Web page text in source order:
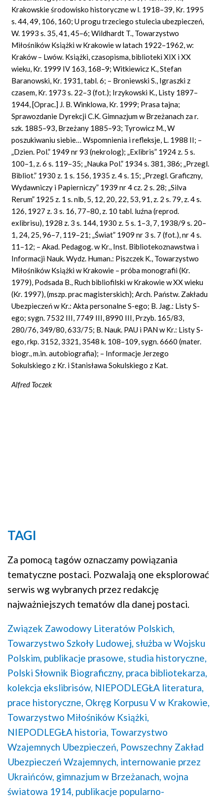
Krakowskie środowisko historyczne w l. 1918–39, Kr. 1995
s. 44, 49, 106, 160; U progu trzeciego stulecia ubezpieczeń,
W. 1993 s. 35, 41, 45–6; Wildhardt T., Towarzystwo
Miłośników Książki w Krakowie w latach 1922–1962, w:
Kraków – Lwów. Książki, czasopisma, biblioteki XIX i XX
wieku, Kr. 1999 IV 163, 168–9; Witkiewicz K., Stefan
Baranowski, Kr. 1931, tabl. 6; – Broniewski S., Igraszki z
czasem, Kr. 1973 s. 22–3 (fot.); Irzykowski K., Listy 1897–
1944, [Oprac.] J. B. Winklowa, Kr. 1999; Prasa tajna;
Sprawozdanie Dyrekcji C.K. Gimnazjum w Brzeżanach za r.
szk. 1885–93, Brzeżany 1885–93; Tyrowicz M., W
poszukiwaniu siebie… Wspomnienia i refleksje, L. 1988 II; –
„Dzien. Pol.” 1949 nr 93 (nekrolog); „Exlibris” 1924 z. 5 s.
100–1, z. 6 s. 119–35; „Nauka Pol.” 1934 s. 381, 386; „Przegl.
Bibliot.” 1930 z. 1 s. 156, 1935 z. 4 s. 15; „Przegl. Graficzny,
Wydawniczy i Papierniczy” 1939 nr 4 cz. 2 s. 28; „Silva
Rerum” 1925 z. 1 s. nlb, 5, 12, 20, 22, 53, 91, z. 2 s. 79, z. 4 s.
126, 1927 z. 3 s. 16, 77–80, z. 10 tabl. luźna (reprod.
exlibrisu), 1928 z. 3 s. 144, 1930 z. 5 s. 1–3, 7, 1938/9 s. 20–
1, 24, 25, 96–7, 119–21; „Świat” 1909 nr 3 s. 7 (fot.), nr 4 s.
11–12; – Akad. Pedagog. w Kr., Inst. Bibliotekoznawstwa i
Informacji Nauk. Wydz. Human.: Piszczek K., Towarzystwo
Miłośników Książki w Krakowie – próba monografii (Kr.
1979), Podsada B., Ruch bibliofilski w Krakowie w XX wieku
(Kr. 1997), (mszp. prac magisterskich); Arch. Państw. Zakładu
Ubezpieczeń w Kr.: Akta personalne S-ego; B. Jag.: Listy S-
ego; sygn. 7532 III, 7749 III, 8990 III, Przyb. 165/83,
280/76, 349/80, 633/75; B. Nauk. PAU i PAN w Kr.: Listy S-
ego, rkp. 3152, 3321, 3548 k. 108–109, sygn. 6660 (mater.
biogr., m.in. autobiografia); – Informacje Jerzego
Sokulskiego z Kr. i Stanisława Sokulskiego z Kat.
Alfred Toczek
TAGI
Za pomocą tagów oznaczamy powiązania
tematyczne postaci. Pozwalają one eksplorować
serwis wg wybranych przez redakcję
najważniejszych tematów dla danej postaci.
Związek Zawodowy Literatów Polskich,
Towarzystwo Szkoły Ludowej, służba w Wojsku
Polskim, publikacje prasowe, studia historyczne,
Polski Słownik Biograficzny, praca bibliotekarza,
kolekcja ekslibrisów, NIEPODLEGŁA literatura,
prace historyczne, Okręg Korpusu V w Krakowie,
Towarzystwo Miłośników Książki,
NIEPODLEGŁA historia, Towarzystwo
Wzajemnych Ubezpieczeń, Powszechny Zakład
Ubezpieczeń Wzajemnych, internowanie przez
Ukraińców, gimnazjum w Brzeżanach, wojna
światowa 1914, publikacje popularno-